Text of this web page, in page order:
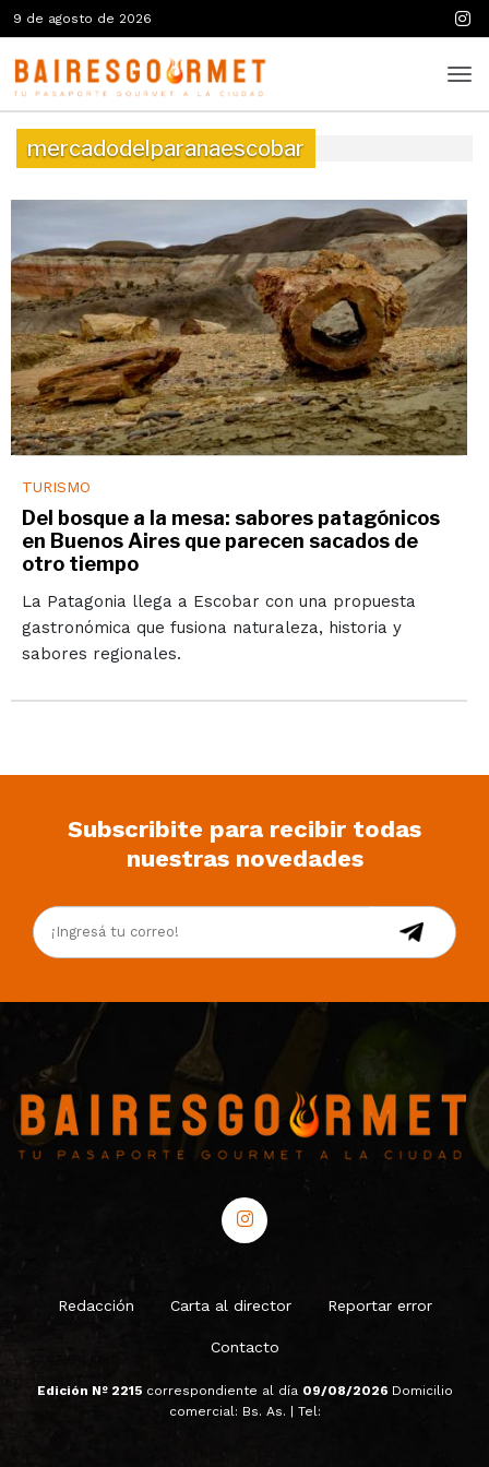
9 de agosto de 2026
mercadodelparanaescobar
TURISMO
Del bosque a la mesa: sabores patagónicos
en Buenos Aires que parecen sacados de
otro tiempo
La Patagonia llega a Escobar con una propuesta
gastronómica que fusiona naturaleza, historia y
sabores regionales.
Subscribite para recibir todas
nuestras novedades
Redacción Carta al director Reportar error
Contacto
Edición Nº 2215 correspondiente al día 09/08/2026 Domicilio
comercial: Bs. As. | Tel: